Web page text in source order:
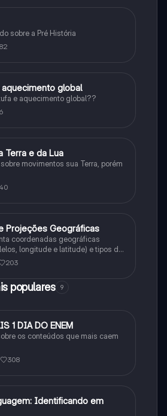
sobre a Pré História
global
e aquecimento global??
Terra e da Lua
movimentos sua Terra, porém
Projeções Geográficas
coordenadas geográficas
longitude e latitude) e tipos de
(projeção cilíndrica, azimutal
203
populares 9
1 DIA DO ENEM
os conteúdos que mais caem
308
Identificando em